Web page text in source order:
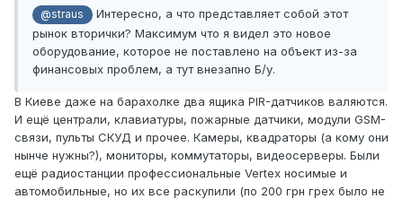
@straus
Интересно, а что представляет собой этот
рынок вторички? Максимум что я видел это новое
оборудование, которое не поставлено на объект из-за
финансовых проблем, а тут внезапно Б/у.
В Киеве даже на барахолке два ящика PIR-датчиков валяются.
И ещё централи, клавиатуры, пожарные датчики, модули GSM-
связи, пульты СКУД и прочее. Камеры, квадраторы (а кому они
нынче нужны?), мониторы, коммутаторы, видеосерверы. Были
ещё радиостанции профессиональные Vertex носимые и
автомобильные, но их все раскупили (по 200 грн грех было не